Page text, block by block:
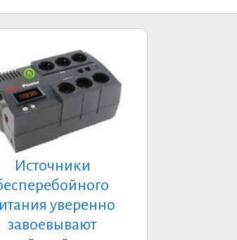
Источники
уверенно
завоевывают